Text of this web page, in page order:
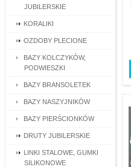
JUBILERSKIE
KORALIKI
OZDOBY PLECIONE
BAZY KOLCZYKÓW,
PODWIESZKI
BAZY BRANSOLETEK
BAZY NASZYJNIKÓW
BAZY PIERŚCIONKÓW
DRUTY JUBILERSKIE
LINKI STALOWE, GUMKI
SILIKONOWE